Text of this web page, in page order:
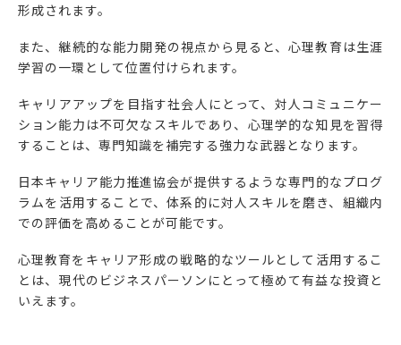
形成されます。
また、継続的な能力開発の視点から見ると、心理教育は生涯
学習の一環として位置付けられます。
キャリアアップを目指す社会人にとって、対人コミュニケー
ション能力は不可欠なスキルであり、心理学的な知見を習得
することは、専門知識を補完する強力な武器となります。
日本キャリア能力推進協会が提供するような専門的なプログ
ラムを活用することで、体系的に対人スキルを磨き、組織内
での評価を高めることが可能です。
心理教育をキャリア形成の戦略的なツールとして活用するこ
とは、現代のビジネスパーソンにとって極めて有益な投資と
いえます。